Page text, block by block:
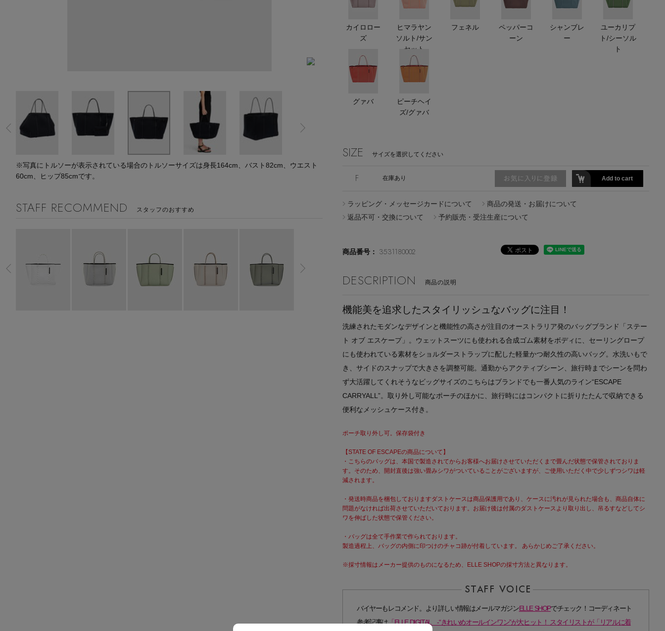
スーツケース
レッグウェア
ポーチ
チャーム・ストラップ
チャーム
水着・スイムウェア
カイロロー
ズ
ヒマラヤン
ソルト/サン
セット
フェネル
ペッパーコ
ーン
シャンブレ
ー
ユーカリプ
ト/シーソル
ト
グァバ
ピーチヘイ
ズ/グァバ
SIZE サイズを選択してください
F 在庫あり Add to cart
ラッピング・メッセージカードについて
商品の発送・お届けについて
返品不可・交換について
予約販売・受注生産について
商品番号： 3531180002
DESCRIPTION 商品の説明
機能美を追求したスタイリッシュなバッグに注目！
洗練されたモダンなデザインと機能性の高さが注目のオーストラリア発のバッグブランド「ステー
ト オブ エスケープ」。ウェットスーツにも使われる合成ゴム素材をボディに、セーリングロープ
にも使われている素材をショルダーストラップに配した軽量かつ耐久性の高いバッグ。水洗いもで
き、サイドのスナップで大きさを調整可能。通勤からアクティブシーン、旅行時までシーンを問わ
ず大活躍してくれそうなビッグサイズのこちらはブランドでも一番人気のライン“ESCAPE
CARRYALL”。取り外し可能なポーチのほかに、旅行時にはコンパクトに折りたたんで収納できる
便利なメッシュケース付き。
ポーチ取り外し可。保存袋付き
【STATE OF ESCAPEの商品について】
・こちらのバッグは、本国で製造されてからお客様へお届けさせていただくまで畳んだ状態で保管されておりま
す。そのため、開封直後は強い畳みシワがついていることがございますが、ご使用いただく中で少しずつシワは軽
減されます。
・発送時商品を梱包しておりますダストケースは商品保護用であり、ケースに汚れが見られた場合も、商品自体に
問題がなければ出荷させていただいております。お届け後は付属のダストケースより取り出し、吊るすなどしてシ
ワを伸ばした状態で保管ください。
・バッグは全て手作業で作られております。
製造過程上、バッグの内側に印つけのチャコ跡が付着しています。 あらかじめご了承ください。
※採寸情報はメーカー提供のものになるため、ELLE SHOPの採寸方法と異なります。
バイヤーもレコメンド。より詳しい情報はメールマガジンELLE SHOPでチェック！コーディネート
参考記事は「ELLE DIGITAL -“きれいめオールインワン”が大ヒット！ スタイリストが「リアルに着
※写真にトルソーが表示されている場合のトルソーサイズは身長164cm、バスト82cm、ウエスト
60cm、ヒップ85cmです。
STAFF RECOMMEND スタッフのおすすめ